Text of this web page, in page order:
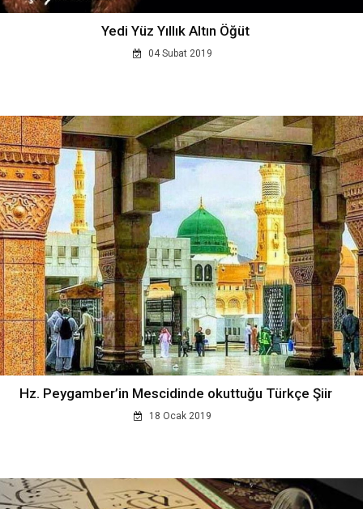
Yedi Yüz Yıllık Altın Öğüt
04 Subat 2019
Hz. Peygamber’in Mescidinde okuttuğu Türkçe Şiir
18 Ocak 2019